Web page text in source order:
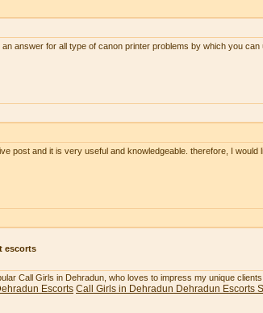
answer for all type of canon printer problems by which you
post and it is very useful and knowledgeable. therefore, I
escorts
Call Girls in Dehradun, who loves to impress my unique
Escorts Call Girls in Dehradun Dehradun Escorts